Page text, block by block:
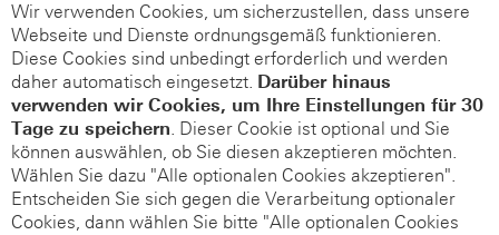
Wir verwenden Cookies, um sicherzustellen, dass unsere
Webseite und Dienste ordnungsgemäß funktionieren.
Diese Cookies sind unbedingt erforderlich und werden
daher automatisch eingesetzt. Darüber hinaus
verwenden wir Cookies, um Ihre Einstellungen für 30
Tage zu speichern. Dieser Cookie ist optional und Sie
können auswählen, ob Sie diesen akzeptieren möchten.
Wählen Sie dazu "Alle optionalen Cookies akzeptieren".
Entscheiden Sie sich gegen die Verarbeitung optionaler
Cookies, dann wählen Sie bitte "Alle optionalen Cookies